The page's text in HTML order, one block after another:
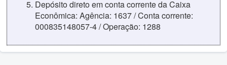
Depósito direto em conta corrente da Caixa
Econômica: Agência: 1637 / Conta corrente:
000835148057-4 / Operação: 1288